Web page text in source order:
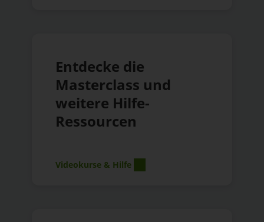
Entdecke die
Masterclass und
weitere Hilfe-
Ressourcen
Videokurse & Hilfe